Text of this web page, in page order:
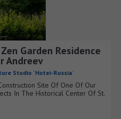
Garden Residence
Andreev
Studio `Hotei-Russia`
Site Of One Of Our
In The Historical Center Of St.